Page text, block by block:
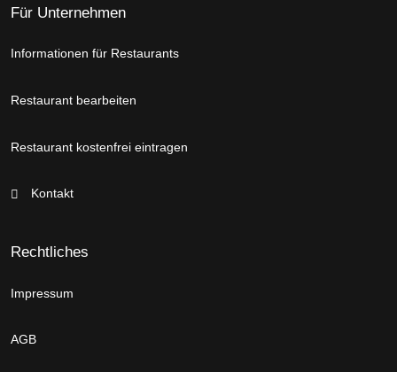
Für Unternehmen
Informationen für Restaurants
Restaurant bearbeiten
Restaurant kostenfrei eintragen
Kontakt
Rechtliches
Impressum
AGB